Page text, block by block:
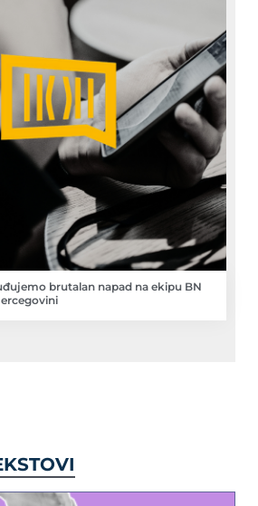
brutalan napad na ekipu BN